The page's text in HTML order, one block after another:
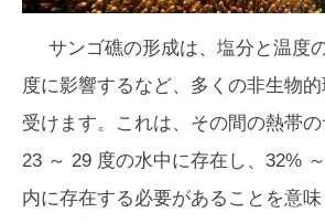
サンゴ礁の形成は、塩分と温度
度に影響するなど、多くの非生物
受けます。これは、その間の熱帯
23 ～ 29 度の水中に存在し、32%
内に存在する必要があることを意